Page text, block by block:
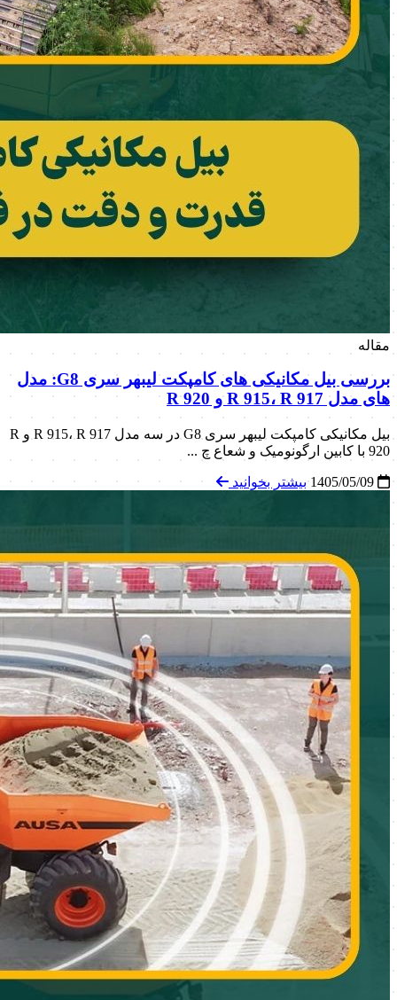
مقاله
بررسی بیل مکانیکی های کامپکت لیبهر سری G8: مدل
های مدل R 915، R 917 و R 920
بیل مکانیکی کامپکت لیبهر سری G8 در سه مدل R 915، R 917 و R
920 با کابین ارگونومیک و شعاع چ ...
بیشتر بخوانید